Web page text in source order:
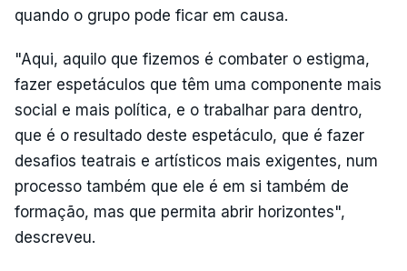
quando o grupo pode ficar em causa.
"Aqui, aquilo que fizemos é combater o estigma,
fazer espetáculos que têm uma componente mais
social e mais política, e o trabalhar para dentro,
que é o resultado deste espetáculo, que é fazer
desafios teatrais e artísticos mais exigentes, num
processo também que ele é em si também de
formação, mas que permita abrir horizontes",
descreveu.